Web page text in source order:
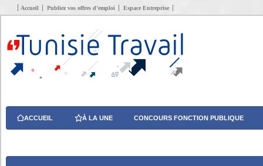
Accueil Publiez vos offres d’emploi Espace Entreprise
ACCUEIL À LA UNE CONCOURS FONCTION PUBLIQUE